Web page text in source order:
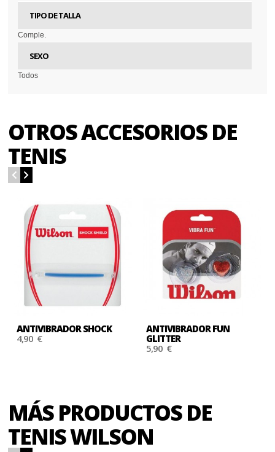
TIPO DE TALLA
Comple.
SEXO
Todos
OTROS ACCESORIOS DE
TENIS
ANTIVIBRADOR SHOCK
4,90 €
ANTIVIBRADOR FUN
GLITTER
5,90 €
MÁS PRODUCTOS DE
TENIS WILSON